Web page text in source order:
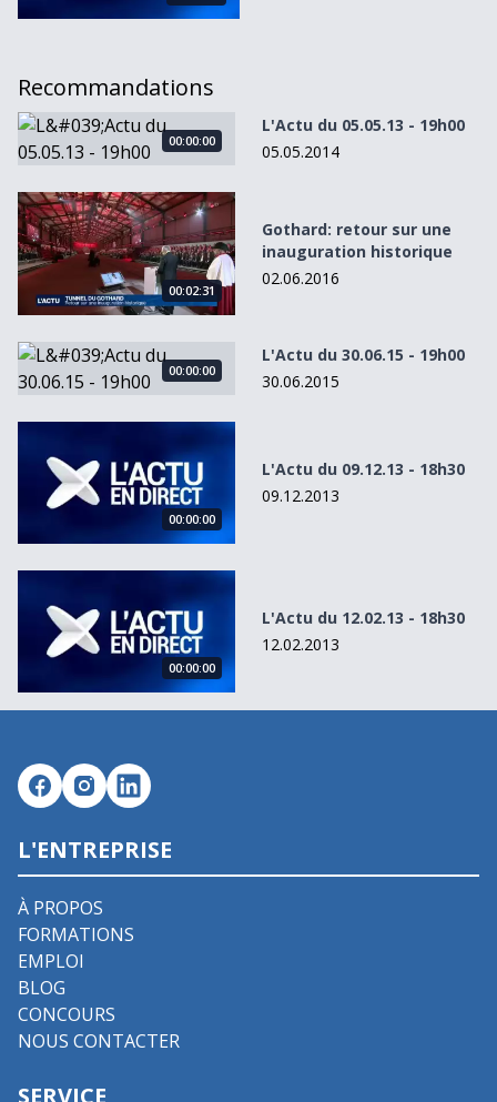
Recommandations
L&#039;Actu du 05.05.13 - 19h00
00:00:00
L'Actu du 05.05.13 - 19h00
05.05.2014
Gothard: retour sur une inauguration historique
00:02:31
Gothard: retour sur une
inauguration historique
02.06.2016
L&#039;Actu du 30.06.15 - 19h00
00:00:00
L'Actu du 30.06.15 - 19h00
30.06.2015
L&#039;Actu du 09.12.13 - 18h30
00:00:00
L'Actu du 09.12.13 - 18h30
09.12.2013
L&#039;Actu du 12.02.13 - 18h30
00:00:00
L'Actu du 12.02.13 - 18h30
12.02.2013
L'ENTREPRISE
À PROPOS
FORMATIONS
EMPLOI
BLOG
CONCOURS
NOUS CONTACTER
SERVICE